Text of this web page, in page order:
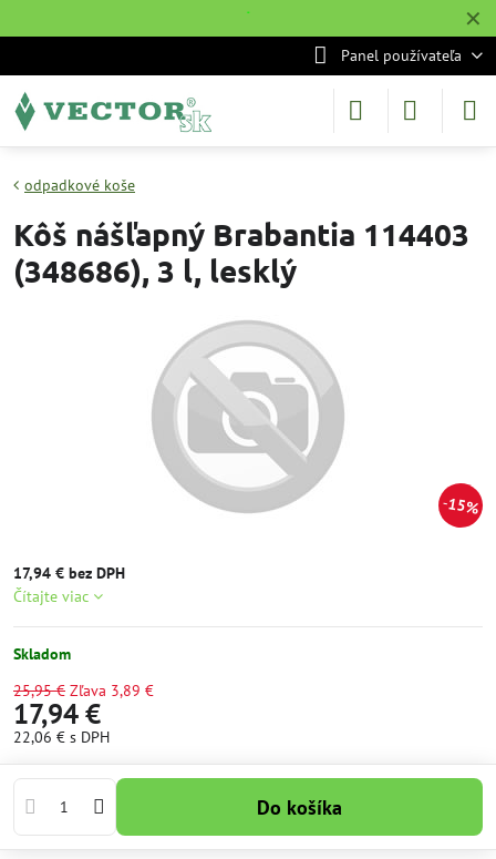
✕
˙
Panel používateľa
15%
odpadkové koše
Kôš nášľapný Brabantia 114403
(348686), 3 l, lesklý
17,94 € bez DPH
Čítajte viac
Skladom
25,95 € Zľava 3,89 €
17,94 €
22,06 € s DPH
Do košíka